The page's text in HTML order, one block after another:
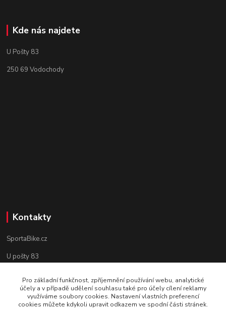
Kde nás najdete
U Pošty 83
250 69 Vodochody
Kontakty
SportaBike.cz
U pošty 83
tel.: +420 736 274 612
Pro základní funkčnost, zpříjemnění používání webu, analytické
účely a v případě udělení souhlasu také pro účely cílení reklamy
využíváme soubory cookies. Nastavení vlastních preferencí
cookies můžete kdykoli upravit odkazem ve spodní části stránek.